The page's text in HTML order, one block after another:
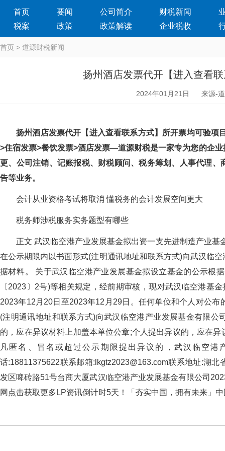
首页 要闻 公司简介 财税新闻
税案
政策 政策解读 企业税收
首页 > 道源财税新闻
扬州酒店发票代开【进入查看
2024年01月21日 来源-
扬州酒店发票代开【进入查看联系方式】所开票均可验项
>住宿发票>餐饮发票>酒店发票—道源财税是一家专为您的企业提供
更、公司注销、记账报税、财税顾问、税务筹划、人事代理
告等业务。
会计从业资格考试将取消 懂税务的会计发展空间更大
税务师涉税服务实务题型有哪些
正文 武汉临空港产业发展基金拟出资一支先进制造产业基金
在公示期限内以书面形式(注明通讯地址和联系方式)向武汉临空港
据材料。 关于武汉临空港产业发展基金拟设立基金的公示
〔2023〕2号)等相关规定，经前期审核，现对武汉临空港
2023年12月20日至2023年12月29日。任何单位和个人对公布
(注明通讯地址和联系方式)向武汉临空港产业发展基金有限公司反映
的，应在异议材料上加盖本单位公章;个人提出异议的，应在异
凡匿名、冒名或超过公示期限提出异议的，武汉临空
话:18811375622联系邮箱:lkgtz2023@163.com联系地址:湖
发区啤砖路51号台商大厦武汉临空港产业发展基金有限公司
网点击获取更多LP资讯倒计时5天！「夯实中国，拥有未来